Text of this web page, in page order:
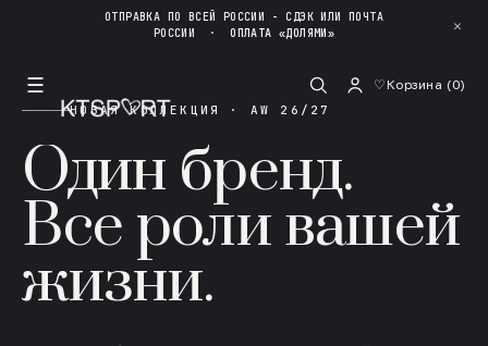
ОТПРАВКА ПО ВСЕЙ РОССИИ - СДЭК ИЛИ ПОЧТА
РОССИИ ·ОПЛАТА «ДОЛЯМИ» ✕
☰ ♡Корзина (0)
НОВАЯ КОЛЛЕКЦИЯ · AW 26/27
Один бренд.
Все роли вашей
жизни.